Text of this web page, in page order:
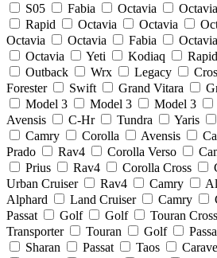
S05
Fabia Octavia Octavia
Rapid
Octavia Octavia
Octavia
Octavia Fabia Octavia
Octavia
Yeti Kodiaq Rapid
Outback
Wrx Legacy
Forester
Swift Grand Vitara
Model 3
Model 3 Model 3
Avensis
C-Hr Tundra Yaris
Camry
Corolla Avensis
Prado
Rav4 Corolla Verso
Prius
Rav4 Corolla Cross
Urban Cruiser
Rav4 Camry
Alphard
Land Cruiser Camry
Passat
Golf Golf Touran Cross
Transporter
Touran Golf
Sharan
Passat Taos